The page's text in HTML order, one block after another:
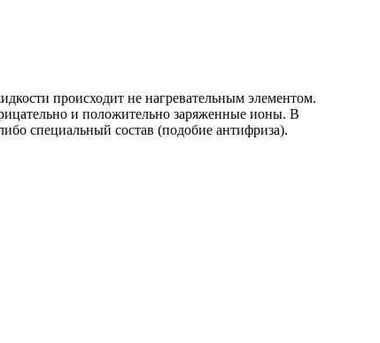
происходит не нагревательным элементом.
и положительно заряженные ионы. В
специальный состав (подобие антифриза).